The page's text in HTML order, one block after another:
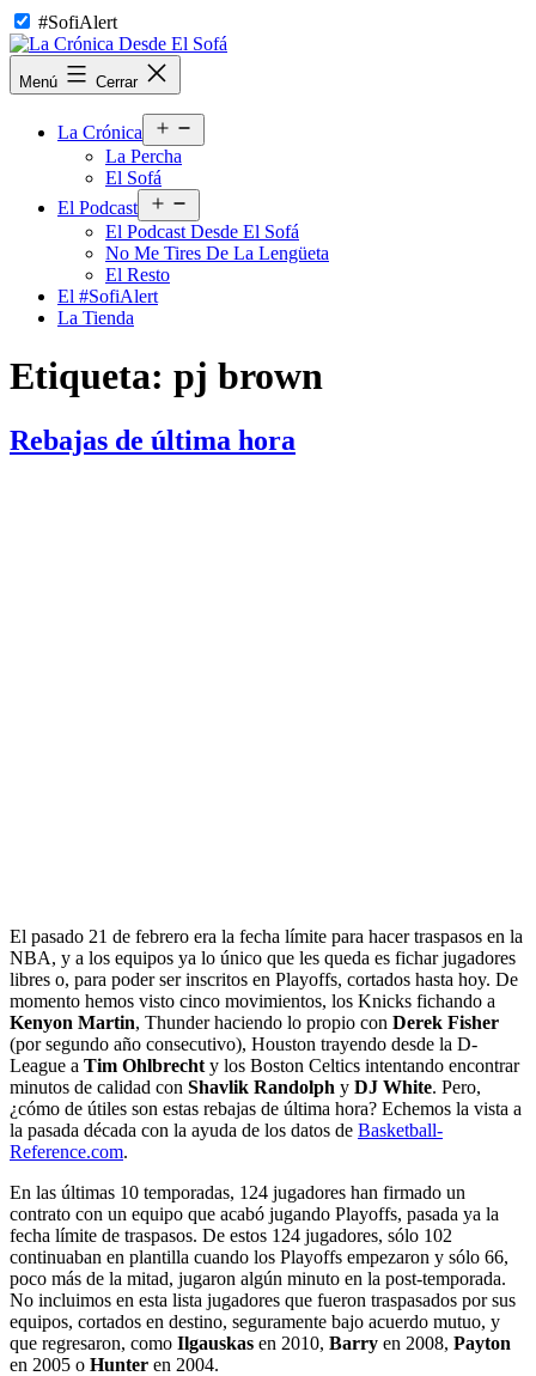
Saltar
al
contenido
#SofiAlert
La
Crónica
Menú Cerrar
La Crónica
el
La Percha
El Sofá
El Podcast
el
menú
El Podcast Desde El Sofá
No Me Tires De La Lengüeta
El Resto
El #SofiAlert
La Tienda
Etiqueta: pj brown
Rebajas de última hora
El pasado 21 de febrero era la fecha límite para hacer traspasos en la
NBA, y a los equipos ya lo único que les queda es fichar jugadores
libres o, para poder ser inscritos en Playoffs, cortados hasta hoy. De
momento hemos visto cinco movimientos, los Knicks fichando a
Kenyon Martin, Thunder haciendo lo propio con Derek Fisher
(por segundo año consecutivo), Houston trayendo desde la D-
League a Tim Ohlbrecht y los Boston Celtics intentando encontrar
minutos de calidad con Shavlik Randolph y DJ White. Pero,
¿cómo de útiles son estas rebajas de última hora? Echemos la vista a
la pasada década con la ayuda de los datos de Basketball-
Reference.com.
En las últimas 10 temporadas, 124 jugadores han firmado un
contrato con un equipo que acabó jugando Playoffs, pasada ya la
fecha límite de traspasos. De estos 124 jugadores, sólo 102
continuaban en plantilla cuando los Playoffs empezaron y sólo 66,
poco más de la mitad, jugaron algún minuto en la post-temporada.
No incluimos en esta lista jugadores que fueron traspasados por sus
equipos, cortados en destino, seguramente bajo acuerdo mutuo, y
que regresaron, como Ilgauskas en 2010, Barry en 2008, Payton
en 2005 o Hunter en 2004.